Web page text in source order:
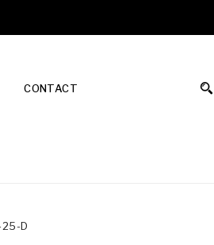
CONTACT
25-D